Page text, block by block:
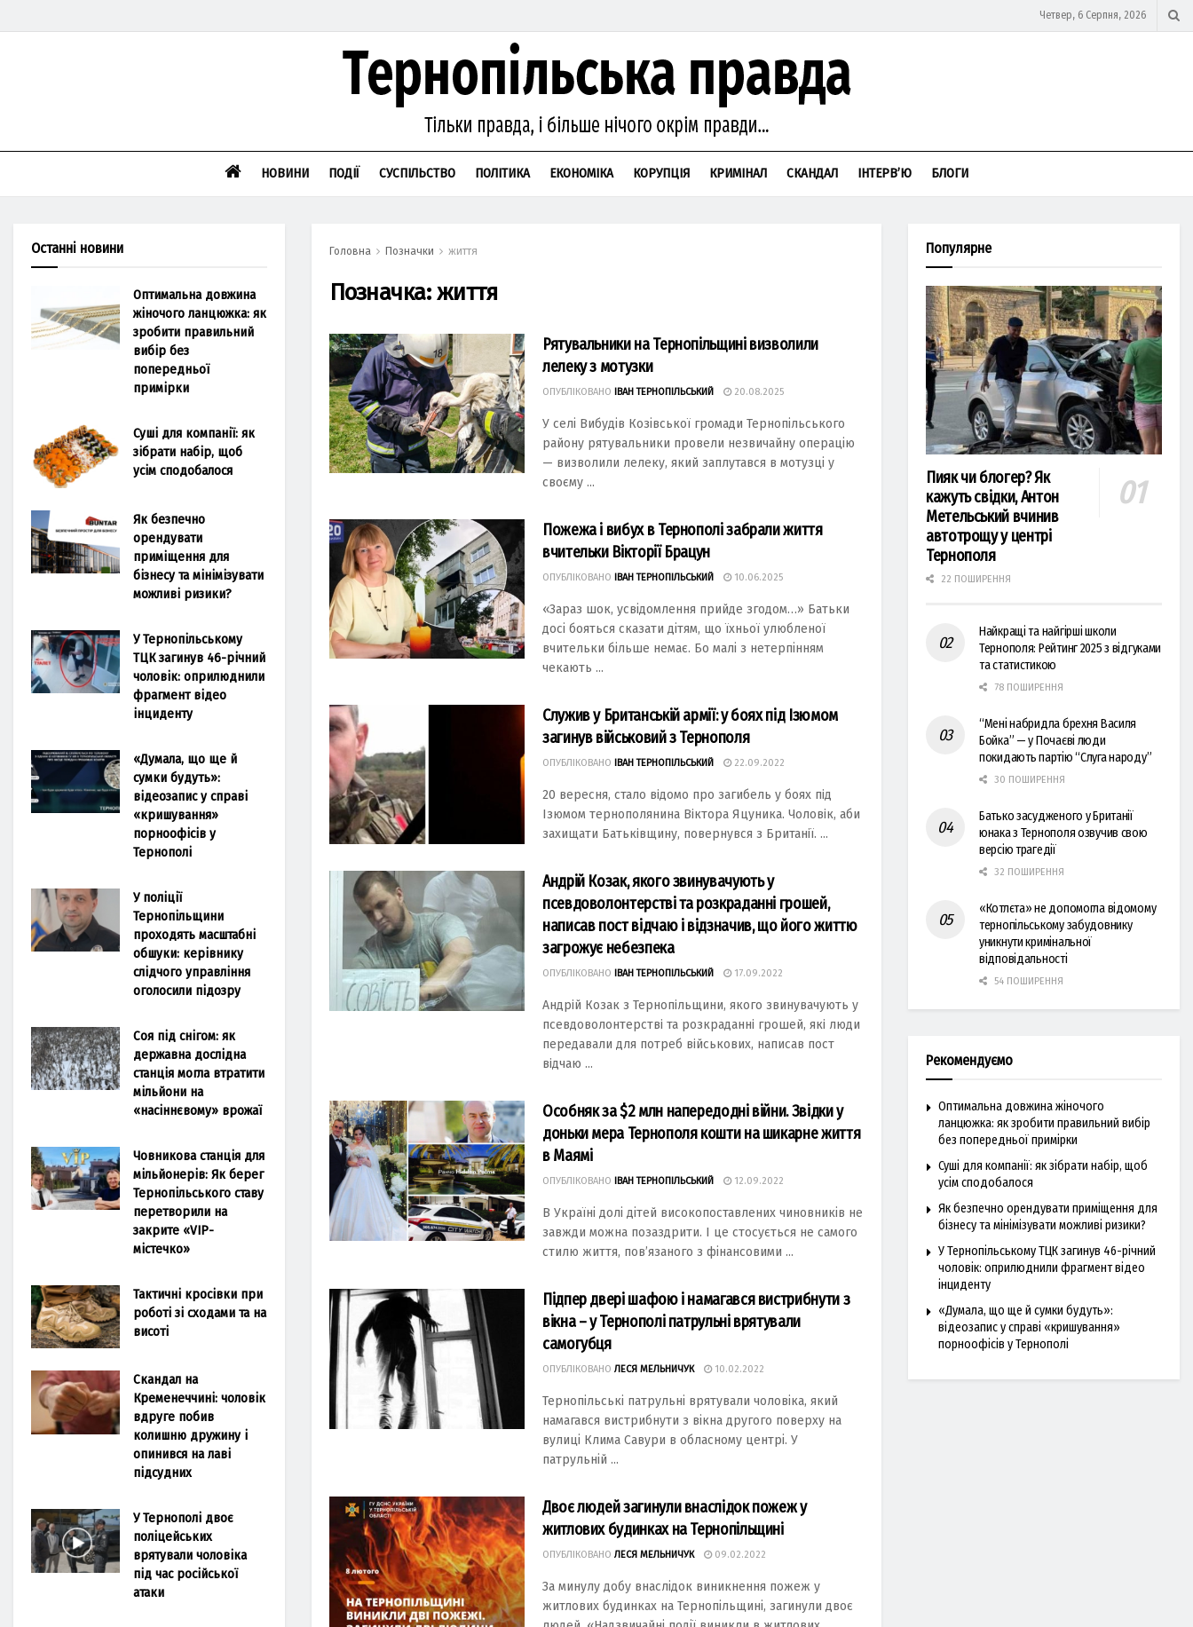
Четвер, 6 Серпня, 2026
НОВИНИ ПОДІЇ СУСПІЛЬСТВО ПОЛІТИКА ЕКОНОМІКА КОРУПЦІЯ КРИМІНАЛ СКАНДАЛ ІНТЕРВ’Ю БЛОГИ
Головна Позначки життя
Позначка:життя
Рятувальники на Тернопільщині визволили
лелеку з мотузки
ОПУБЛІКОВАНО ІВАН ТЕРНОПІЛЬСЬКИЙ 20.08.2025
У селі Вибудів Козівської громади Тернопільського
району рятувальники провели незвичайну операцію
— визволили лелеку, який заплутався в мотузці у
своєму ...
Пожежа і вибух в Тернополі забрали життя
вчительки Вікторії Брацун
ОПУБЛІКОВАНО ІВАН ТЕРНОПІЛЬСЬКИЙ 10.06.2025
«Зараз шок, усвідомлення прийде згодом…» Батьки
досі бояться сказати дітям, що їхньої улюбленої
вчительки більше немає. Бо малі з нетерпінням
чекають ...
Служив у Британській армії: у боях під Ізюмом
загинув військовий з Тернополя
ОПУБЛІКОВАНО ІВАН ТЕРНОПІЛЬСЬКИЙ 22.09.2022
20 вересня, стало вiдомо про загибель у боях пiд
Iзюмом тернополянина Вiктора Яцуника. Чоловiк, аби
захищати Батькiвщину, повернувся з Британiї. ...
Андрій Козак, якого звинувачують у
псевдоволонтерстві та розкраданні грошей,
написав пост відчаю і відзначив, що його життю
загрожує небезпека
ОПУБЛІКОВАНО ІВАН ТЕРНОПІЛЬСЬКИЙ 17.09.2022
Андрiй Козак з Тернопiльщини, якого звинувачують у
псевдоволонтерствi та розкраданнi грошей, якi люди
передавали для потреб вiйськових, написав пост
вiдчаю ...
Особняк за $2 млн напередодні війни. Звідки у
доньки мера Тернополя кошти на шикарне життя
в Маямі
ОПУБЛІКОВАНО ІВАН ТЕРНОПІЛЬСЬКИЙ 12.09.2022
В Україні долі дітей високопоставлених чиновників не
завжди можна позаздрити. І це стосується не самого
стилю життя, пов’язаного з фінансовими ...
Підпер двері шафою і намагався вистрибнути з
вікна – у Тернополі патрульні врятували
самогубця
ОПУБЛІКОВАНО ЛЕСЯ МЕЛЬНИЧУК 10.02.2022
Тернопільські патрульні врятували чоловіка, який
намагався вистрибнути з вікна другого поверху на
вулиці Клима Савури в обласному центрі. У
патрульній ...
Двоє людей загинули внаслідок пожеж у
житлових будинках на Тернопільщині
ОПУБЛІКОВАНО ЛЕСЯ МЕЛЬНИЧУК 09.02.2022
За минулу добу внаслідок виникнення пожеж у
житлових будинках на Тернопільщині, загинули двоє
Останні новини
Оптимальна довжина
жіночого ланцюжка: як
зробити правильний
вибір без
попередньої
примірки
Суші для компанії: як
зібрати набір, щоб
усім сподобалося
Як безпечно
орендувати
приміщення для
бізнесу та мінімізувати
можливі ризики?
У Тернопільському
ТЦК загинув 46-річний
чоловік: оприлюднили
фрагмент відео
інциденту
«Думала, що ще й
сумки будуть»:
відеозапис у справі
«кришування»
порноофісів у
Тернополі
У поліції
Тернопільщини
проходять масштабні
обшуки: керівнику
слідчого управління
оголосили підозру
Соя під снігом: як
державна дослідна
станція могла втратити
мільйони на
«насіннєвому» врожаї
Човникова станція для
мільйонерів: Як берег
Тернопільського ставу
перетворили на
закрите «VIP-
містечко»
Тактичні кросівки при
роботі зі сходами та на
висоті
Скандал на
Кременеччині: чоловік
вдруге побив
колишню дружину і
опинився на лаві
підсудних
У Тернополі двоє
поліцейських
врятували чоловіка
під час російської
атаки
Популярне
Пияк чи блогер? Як
кажуть свідки, Антон
Метельський вчинив
автотрощу у центрі
Тернополя
22 ПОШИРЕННЯ
Найкращі та найгірші школи
Тернополя: Рейтинг 2025 з відгуками
та статистикою
78 ПОШИРЕННЯ
“Мені набридла брехня Василя
Бойка” — у Почаєві люди
покидають партію “Слуга народу”
30 ПОШИРЕННЯ
Батько засудженого у Британії
юнака з Тернополя озвучив свою
версію трагедії
32 ПОШИРЕННЯ
«Котлєта» не допомогла відомому
тернопільському забудовнику
уникнути кримінальної
відповідальності
54 ПОШИРЕННЯ
Рекомендуємо
Оптимальна довжина жіночого
ланцюжка: як зробити правильний вибір
без попередньої примірки
Суші для компанії: як зібрати набір, щоб
усім сподобалося
Як безпечно орендувати приміщення для
бізнесу та мінімізувати можливі ризики?
У Тернопільському ТЦК загинув 46-річний
чоловік: оприлюднили фрагмент відео
інциденту
«Думала, що ще й сумки будуть»:
відеозапис у справі «кришування»
порноофісів у Тернополі